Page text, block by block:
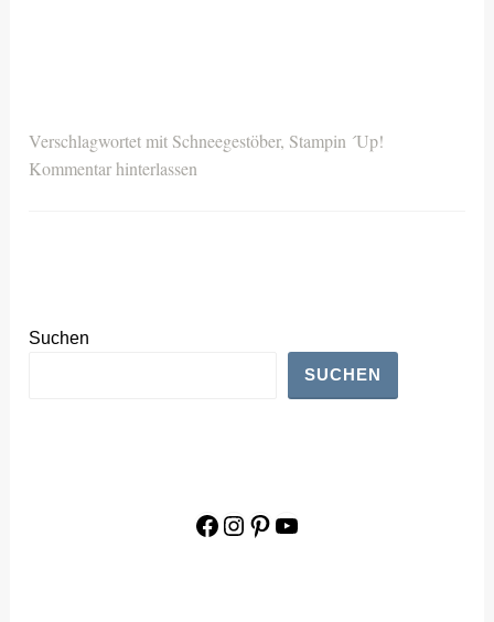
Verschlagwortet mit Schneegestöber, Stampin ´Up!
Kommentar hinterlassen
Suchen
SUCHEN
Facebook
Instagram
Pinterest
YouTube